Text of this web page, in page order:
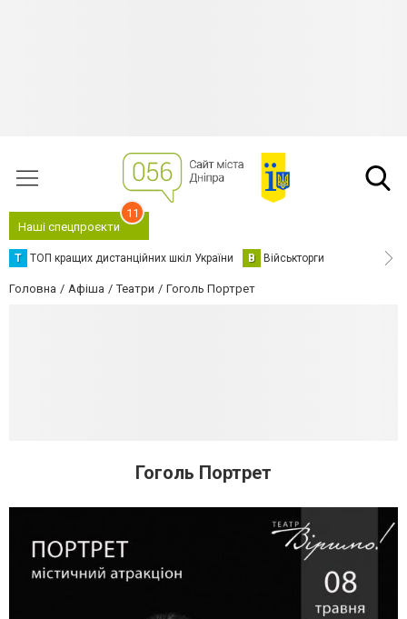
Наші спецпроєкти
11
Т ТОП кращих дистанційних шкіл України В Військторги
Головна Афіша Театри Гоголь Портрет
Гоголь Портрет